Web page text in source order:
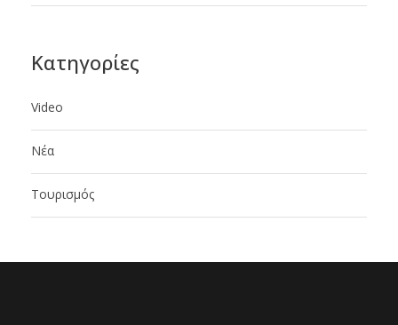
Kατηγορίες
Video
Νέα
Τουρισμός